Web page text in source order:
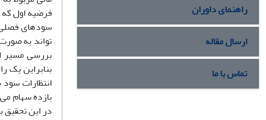
فرضیه اول
سودهای
تواند به
بررسی مسیر
بنابراین یک
انتظارات
بازده سهام
در این
راهنمای داوران
ارسال مقاله
تماس با ما